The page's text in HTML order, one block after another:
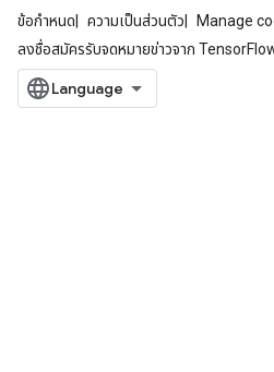
ข้อกำหนด ความเป็นส่วนตัว
Manage
ลงชื่อสมัครรับจดหมายข่าวจาก